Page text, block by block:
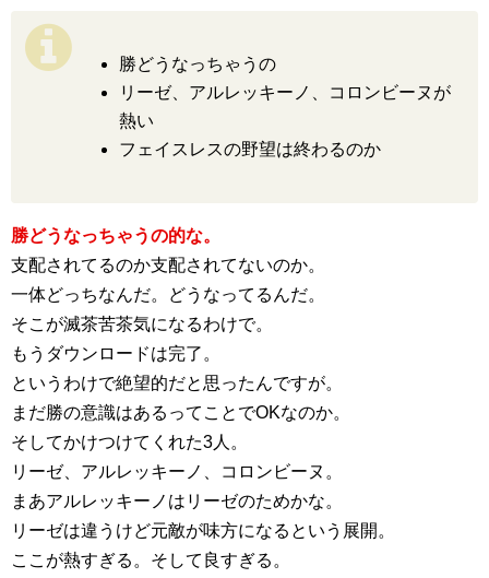
勝どうなっちゃうの
リーゼ、アルレッキーノ、コロンビーヌが
熱い
フェイスレスの野望は終わるのか
勝どうなっちゃうの的な。
支配されてるのか支配されてないのか。
一体どっちなんだ。どうなってるんだ。
そこが滅茶苦茶気になるわけで。
もうダウンロードは完了。
というわけで絶望的だと思ったんですが。
まだ勝の意識はあるってことでOKなのか。
そしてかけつけてくれた3人。
リーゼ、アルレッキーノ、コロンビーヌ。
まあアルレッキーノはリーゼのためかな。
リーゼは違うけど元敵が味方になるという展開。
ここが熱すぎる。そして良すぎる。